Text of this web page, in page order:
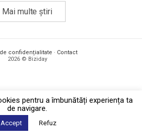
Mai multe știri
confidențialitate · Contact
2026 © Biziday
pentru a îmbunătăți experiența ta
de navigare.
Accept Refuz